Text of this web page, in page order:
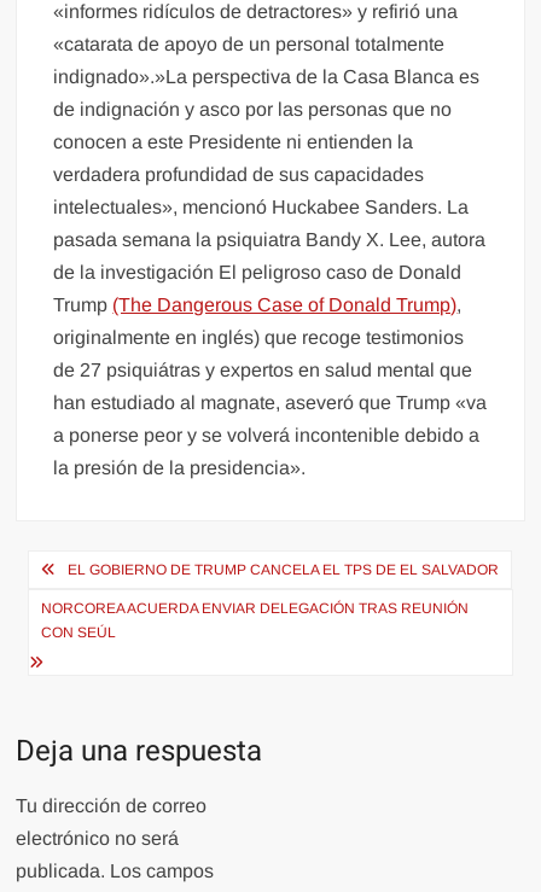
«informes ridículos de detractores» y refirió una
«catarata de apoyo de un personal totalmente
indignado».»La perspectiva de la Casa Blanca es
de indignación y asco por las personas que no
conocen a este Presidente ni entienden la
verdadera profundidad de sus capacidades
intelectuales», mencionó Huckabee Sanders. La
pasada semana la psiquiatra Bandy X. Lee, autora
de la investigación El peligroso caso de Donald
Trump (The Dangerous Case of Donald Trump),
originalmente en inglés) que recoge testimonios
de 27 psiquiátras y expertos en salud mental que
han estudiado al magnate, aseveró que Trump «va
a ponerse peor y se volverá incontenible debido a
la presión de la presidencia».
Navegación
de
entradas
EL GOBIERNO DE TRUMP CANCELA EL TPS DE EL SALVADOR
NORCOREA ACUERDA ENVIAR DELEGACIÓN TRAS REUNIÓN
CON SEÚL
Deja una respuesta
Tu dirección de correo
electrónico no será
publicada. Los campos